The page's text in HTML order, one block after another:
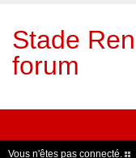
Stade
forum
Vous n'êtes pas connecté.